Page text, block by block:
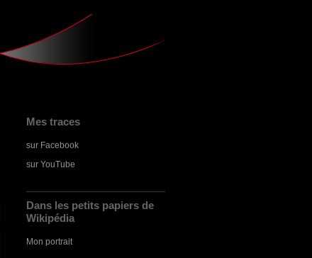
Mes traces
sur Facebook
sur YouTube
Dans les petits papiers de
Wikipédia
Mon portrait